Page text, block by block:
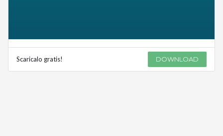
Scaricalo gratis! DOWNLOAD